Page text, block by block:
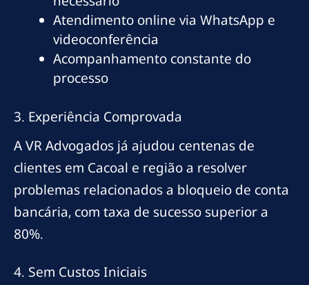
Atendimento online via WhatsApp e
videoconferência
Acompanhamento constante do
processo
3. Experiência Comprovada
A VR Advogados já ajudou centenas de
clientes em Cacoal e região a resolver
problemas relacionados a bloqueio de conta
bancária, com taxa de sucesso superior a
80%.
4. Sem Custos Iniciais